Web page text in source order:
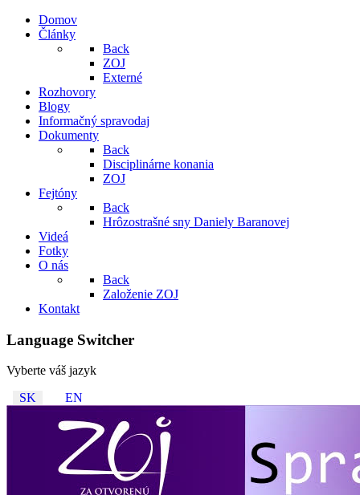
Domov
Články
Back
ZOJ
Externé
Rozhovory
Blogy
Informačný spravodaj
Dokumenty
Back
Disciplinárne konania
ZOJ
Fejtóny
Back
Hrôzostrašné sny Daniely Baranovej
Videá
Fotky
O nás
Back
Založenie ZOJ
Kontakt
Language Switcher
Vyberte váš jazyk
SK
EN